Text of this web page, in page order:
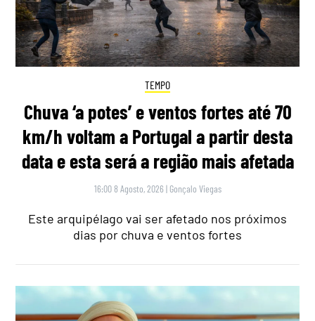
TEMPO
Chuva ‘a potes’ e ventos fortes até 70
km/h voltam a Portugal a partir desta
data e esta será a região mais afetada
16:00 8 Agosto, 2026 | Gonçalo Viegas
Este arquipélago vai ser afetado nos próximos
dias por chuva e ventos fortes